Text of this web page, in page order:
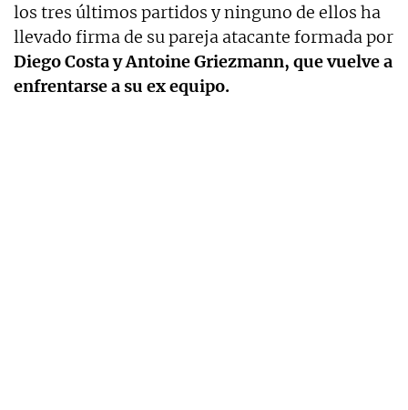
los tres últimos partidos y ninguno de ellos ha
llevado firma de su pareja atacante formada por
Diego Costa y Antoine Griezmann, que vuelve a
enfrentarse a su ex equipo.